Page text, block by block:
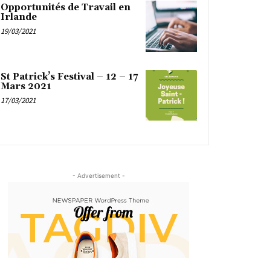
Opportunités de Travail en
Irlande
19/03/2021
St Patrick’s Festival – 12 – 17
Mars 2021
17/03/2021
- Advertisement -